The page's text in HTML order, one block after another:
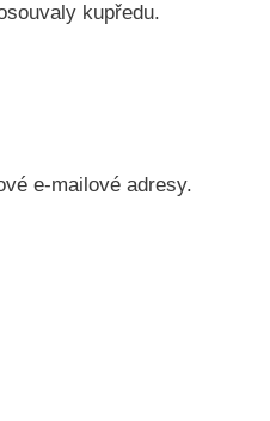
kupředu.
e-mailové adresy.‍